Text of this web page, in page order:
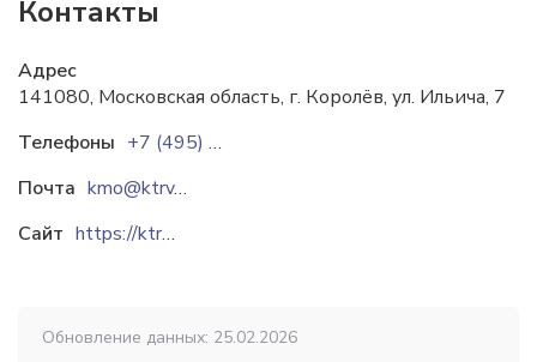
Контакты
Адрес
141080, Московская область, г. Королёв, ул. Ильича, 7
Телефоны
+7 (495) 542-57-09
Почта
kmo@ktrv.ru
Сайт
https://ktrv.ru
Обновление данных: 25.02.2026